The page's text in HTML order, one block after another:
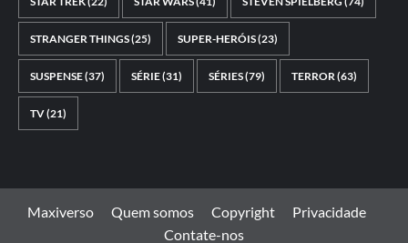
STRANGER THINGS(25) SUPER-HERÓIS(23)
SUSPENSE(37) SÉRIE(31) SÉRIES(79) TERROR(63)
TV(21)
Maxiverso Quem somos Copyright
Privacidade
Contate-nos